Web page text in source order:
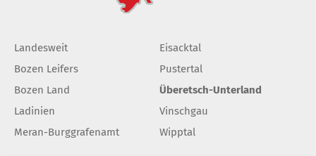
Landesweit
Bozen Leifers
Bozen Land
Ladinien
Meran-Burggrafenamt
Eisacktal
Pustertal
Überetsch-Unterland
Vinschgau
Wipptal